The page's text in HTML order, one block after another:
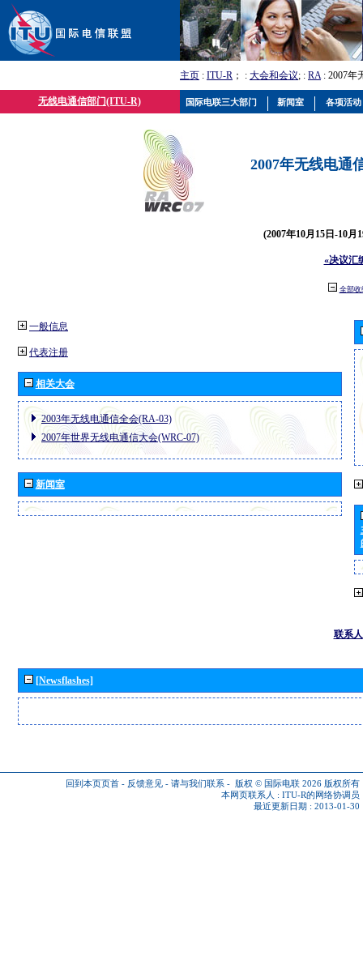
主页 : ITU-R ； : 大会和会议; : RA: 2007年
无线电通信部门(ITU-R)
2007年无线电通
(2007年10月15日-10月
«决议汇
全部收
一般信息
代表注册
相关大会
2003年无线电通信全会(RA-03)
2007年世界无线电通信大会(WRC-07)
新闻室
联系人
[Newsflashes]
回到本页页首 - 反馈意见 - 请与我们联系 - 版权 © 国际电联 2026 版权所有
本网页联系人 : ITU-R的网络协调员
最近更新日期 : 2013-01-30
国际电联三大部门 新闻室 各项活动